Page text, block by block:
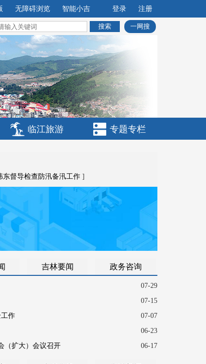
无障碍浏览 智能小吉 登录 注册
一网搜
临江旅游 专题专栏
东督导检查防汛备汛工作 ]
吉林要闻 政务咨询
07-29
07-15
作
07-07
06-23
（扩大）会议召开
06-17